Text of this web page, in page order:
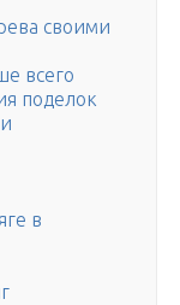
своими
всего
поделок
в